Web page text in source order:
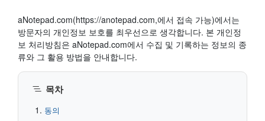
aNotepad.com(https://anotepad.com,에서 접속 가능)에서는
방문자의 개인정보 보호를 최우선으로 생각합니다. 본 개인정
보 처리방침은 aNotepad.com에서 수집 및 기록하는 정보의 종
류와 그 활용 방법을 안내합니다.
목차
동의